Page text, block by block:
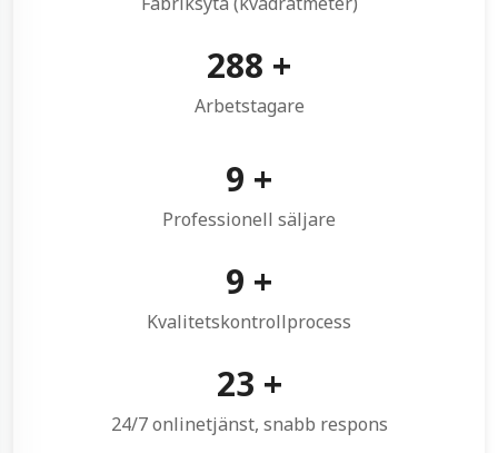
300 +
Arbetstagare
10 +
Professionell säljare
10 +
Kvalitetskontrollprocess
24 +
24/7 onlinetjänst, snabb respons